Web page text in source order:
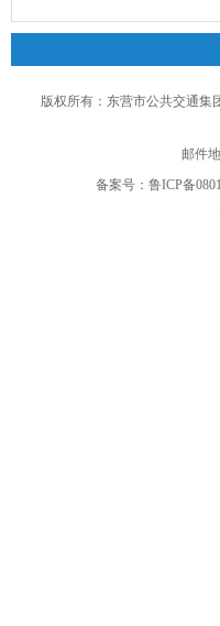
版权所有：东营市公共交通集
邮件
备案号： 鲁ICP备